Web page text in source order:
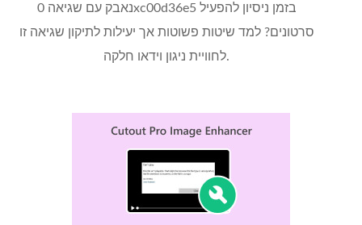
נאבק עם שגיאה 0xc00d36e5 בזמן ניסיון להפעיל
סרטונים? למד שיטות פשוטות אך יעילות לתיקון שגיאה זו
לחוויית ניגון וידאו חלקה.